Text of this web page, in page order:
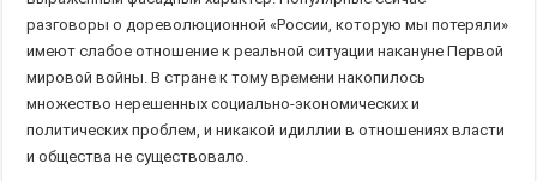
разговоры о дореволюционной «России, которую мы потеряли»
имеют слабое отношение к реальной ситуации накануне Первой
мировой войны. В стране к тому времени накопилось
множество нерешенных социально-экономических и
политических проблем, и никакой идиллии в отношениях власти
и общества не существовало.